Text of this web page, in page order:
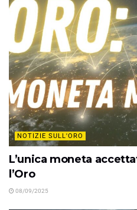
NOTIZIE SULL'ORO
L’unica moneta
l’Oro
08/09/2025